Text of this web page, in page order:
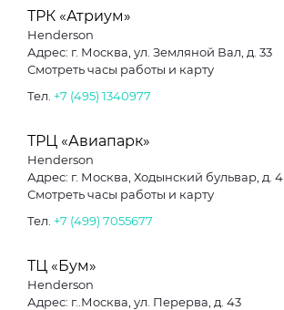
ТРК «Атриум»
Henderson
Адрес: г. Москва, ул. Земляной Вал, д. 33
Смотреть часы работы и карту
Тел. +7 (495) 1340977
ТРЦ «Авиапарк»
Henderson
Адрес: г. Москва, Ходынский бульвар, д. 4
Смотреть часы работы и карту
Тел. +7 (499) 7055677
ТЦ «Бум»
Henderson
Адрес: г..Москва, ул. Перерва, д. 43